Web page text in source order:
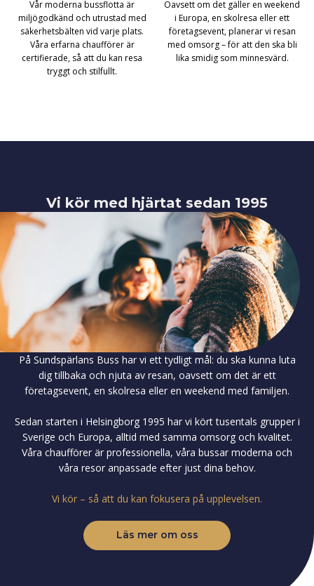
Vår moderna bussflotta är
miljögodkänd och utrustad med
säkerhetsbälten vid varje plats.
Våra erfarna chaufförer är
certifierade, så att du kan resa
tryggt och stilfullt.
Oavsett om det gäller en weekend
i Europa, en skolresa eller ett
företagsevent, planerar vi resan
med omsorg – för att den ska bli
lika smidig som minnesvärd.
Vi kör med hjärtat sedan 1995
På Sundspärlans Buss har vi ett tydligt mål: du ska kunna luta
dig tillbaka och njuta av resan, oavsett om det är ett
företagsevent, en skolresa eller en weekend med familjen.
Sedan starten i Helsingborg 1995 har vi kört tusentals grupper i
Sverige och Europa, alltid med samma omsorg och kvalitet.
Våra chaufförer är professionella, våra bussar moderna och
våra resor anpassade efter just dina behov.
Vi kör – så att du kan fokusera på upplevelsen.
Läs mer om oss